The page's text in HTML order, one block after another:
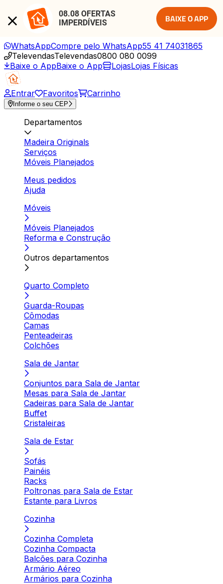
08.08 OFERTAS
IMPERDÍVEIS
BAIXE O APP
WhatsAppCompre pelo WhatsApp55 41 74031865
TelevendasTelevendas0800 080 0099
Baixe o AppBaixe o App LojasLojas Físicas
Entrar Favoritos Carrinho
Informe o seu CEP
Departamentos
Madeira Originals
Serviços
Móveis Planejados
Meus pedidos
Ajuda
Móveis
Móveis Planejados
Reforma e Construção
Outros departamentos
Quarto Completo
Guarda-Roupas
Cômodas
Camas
Penteadeiras
Colchões
Sala de Jantar
Conjuntos para Sala de Jantar
Mesas para Sala de Jantar
Cadeiras para Sala de Jantar
Buffet
Cristaleiras
Sala de Estar
Sofás
Painéis
Racks
Poltronas para Sala de Estar
Estante para Livros
Cozinha
Cozinha Completa
Cozinha Compacta
Balcões para Cozinha
Armário Aéreo
Armários para Cozinha